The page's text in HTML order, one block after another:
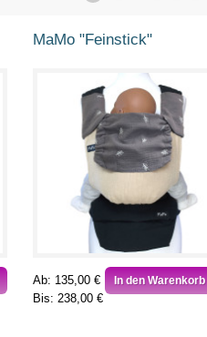
MaMo "Feinstick"
Ab: 135,00 €
Bis: 238,00 €
In den Warenkorb